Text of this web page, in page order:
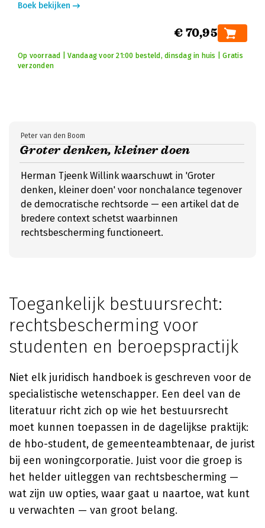
Boek bekijken
€ 70,95
Op voorraad | Vandaag voor 21:00 besteld, dinsdag in huis | Gratis
verzonden
Groter denken, kleiner doen
Peter van den Boom
Herman Tjeenk Willink waarschuwt in 'Groter
denken, kleiner doen' voor nonchalance tegenover
de democratische rechtsorde — een artikel dat de
bredere context schetst waarbinnen
rechtsbescherming functioneert.
Toegankelijk bestuursrecht:
rechtsbescherming voor
studenten en beroepspractijk
Niet elk juridisch handboek is geschreven voor de
specialistische wetenschapper. Een deel van de
literatuur richt zich op wie het bestuursrecht
moet kunnen toepassen in de dagelijkse praktijk:
de hbo-student, de gemeenteambtenaar, de jurist
bij een woningcorporatie. Juist voor die groep is
het helder uitleggen van rechtsbescherming —
wat zijn uw opties, waar gaat u naartoe, wat kunt
u verwachten — van groot belang.